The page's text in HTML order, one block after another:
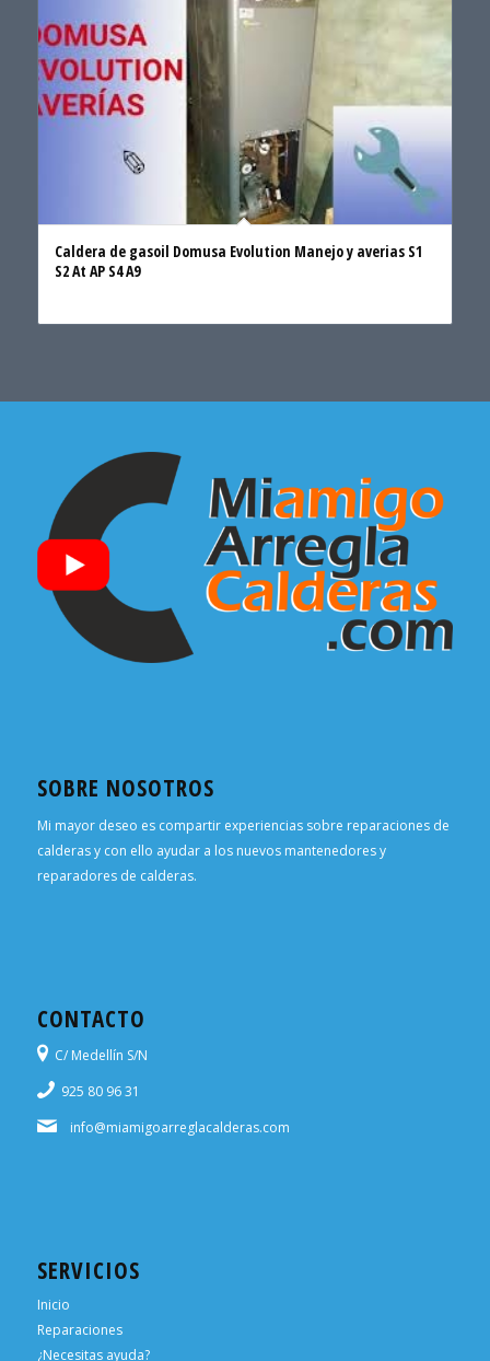
Caldera de gasoil Domusa Evolution Manejo y averias S1
S2 At AP S4 A9
SOBRE NOSOTROS
Mi mayor deseo es compartir experiencias sobre reparaciones de
calderas y con ello ayudar a los nuevos mantenedores y
reparadores de calderas.
CONTACTO
C/ Medellín S/N
925 80 96 31
info@miamigoarreglacalderas.com
SERVICIOS
Inicio
Reparaciones
¿Necesitas ayuda?